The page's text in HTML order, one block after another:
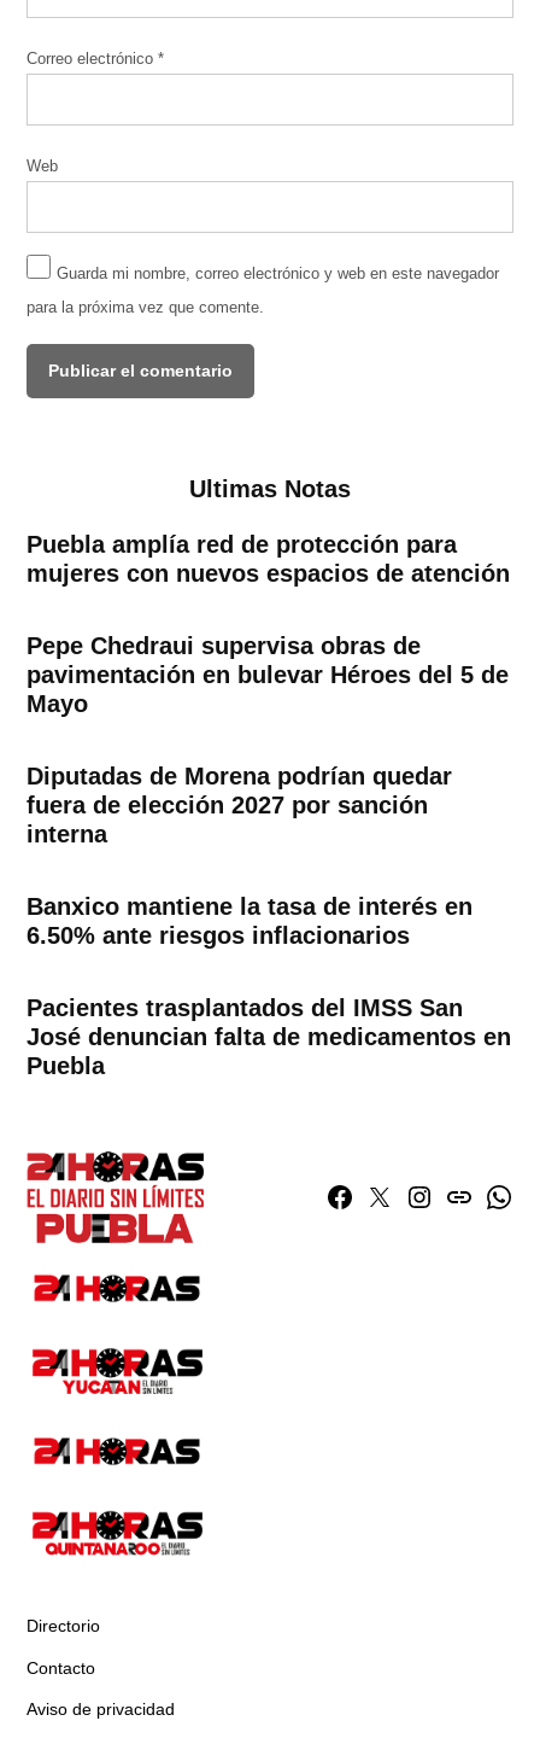
Correo electrónico*
Web
Guarda mi nombre, correo electrónico y web en este navegador
para la próxima vez que comente.
Ultimas Notas
Puebla amplía red de protección para
mujeres con nuevos espacios de atención
Pepe Chedraui supervisa obras de
pavimentación en bulevar Héroes del 5 de
Mayo
Diputadas de Morena podrían quedar
fuera de elección 2027 por sanción
interna
Banxico mantiene la tasa de interés en
6.50% ante riesgos inflacionarios
Pacientes trasplantados del IMSS San
José denuncian falta de medicamentos en
Puebla
Facebook
TwitterInstagram
issuu
Directorio
Contacto
Aviso de privacidad